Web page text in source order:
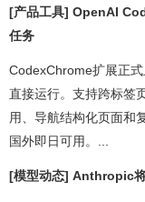
[产品工具] OpenAI
任务
CodexChrome扩展正
直接运行。支持跨标签
用、导航结构化页面和
国外即日可用。...
[模型动态] Anthropic